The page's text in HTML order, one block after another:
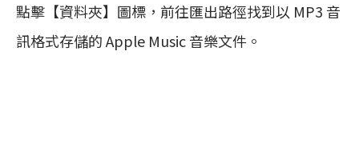
點擊【資料夾】圖標，前往匯出路徑找到以 MP3 音
訊格式存儲的 Apple Music 音樂文件。